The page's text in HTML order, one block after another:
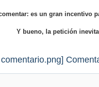
es un gran incentivo
Y bueno, la petición